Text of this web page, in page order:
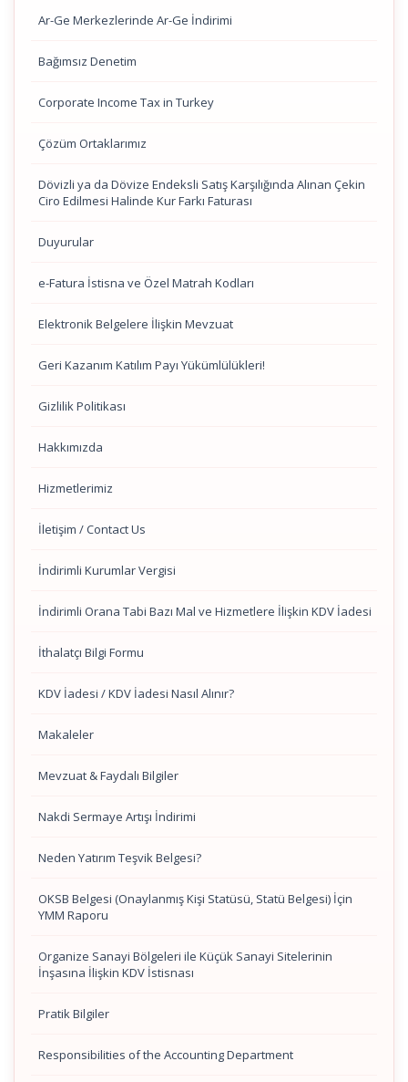
Ar-Ge Merkezlerinde Ar-Ge İndirimi
Bağımsız Denetim
Corporate Income Tax in Turkey
Çözüm Ortaklarımız
Dövizli ya da Dövize Endeksli Satış Karşılığında Alınan Çekin
Ciro Edilmesi Halinde Kur Farkı Faturası
Duyurular
e-Fatura İstisna ve Özel Matrah Kodları
Elektronik Belgelere İlişkin Mevzuat
Geri Kazanım Katılım Payı Yükümlülükleri!
Gizlilik Politikası
Hakkımızda
Hizmetlerimiz
İletişim / Contact Us
İndirimli Kurumlar Vergisi
İndirimli Orana Tabi Bazı Mal ve Hizmetlere İlişkin KDV İadesi
İthalatçı Bilgi Formu
KDV İadesi / KDV İadesi Nasıl Alınır?
Makaleler
Mevzuat & Faydalı Bilgiler
Nakdi Sermaye Artışı İndirimi
Neden Yatırım Teşvik Belgesi?
OKSB Belgesi (Onaylanmış Kişi Statüsü, Statü Belgesi) İçin
YMM Raporu
Organize Sanayi Bölgeleri ile Küçük Sanayi Sitelerinin
İnşasına İlişkin KDV İstisnası
Pratik Bilgiler
Responsibilities of the Accounting Department